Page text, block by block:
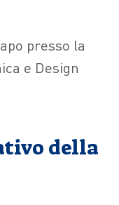
presso la
e Design
della